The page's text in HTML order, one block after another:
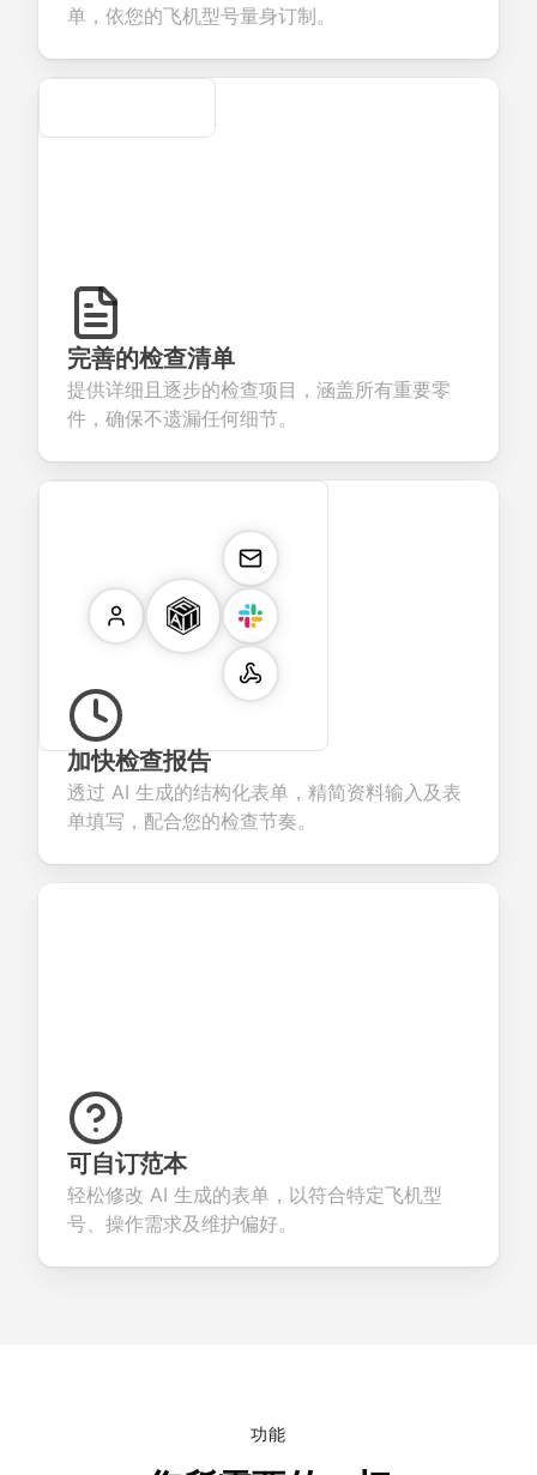
单，依您的飞机型号量身订制。
Secure
完善的检查清单
提供详细且逐步的检查项目，涵盖所有重要零
件，确保不遗漏任何细节。
加快检查报告
透过 AI 生成的结构化表单，精简资料输入及表
单填写，配合您的检查节奏。
可自订范本
轻松修改 AI 生成的表单，以符合特定飞机型
号、操作需求及维护偏好。
功能